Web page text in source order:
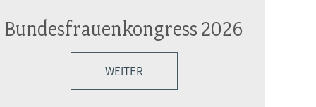
Bundesfrauenkongress 2026
WEITER